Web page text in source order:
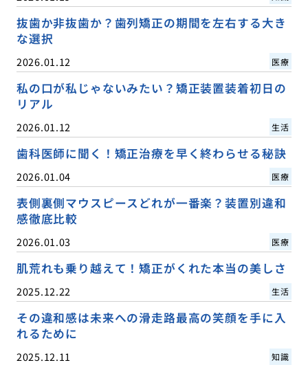
抜歯か非抜歯か？歯列矯正の期間を左右する大き
な選択
2026.01.12 医療
私の口が私じゃないみたい？矯正装置装着初日の
リアル
2026.01.12 生活
歯科医師に聞く！矯正治療を早く終わらせる秘訣
2026.01.04 医療
表側裏側マウスピースどれが一番楽？装置別違和
感徹底比較
2026.01.03 医療
肌荒れも乗り越えて！矯正がくれた本当の美しさ
2025.12.22 生活
その違和感は未来への滑走路最高の笑顔を手に入
れるために
2025.12.11 知識